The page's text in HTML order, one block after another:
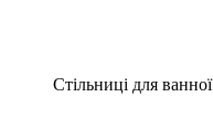
Стільниці для